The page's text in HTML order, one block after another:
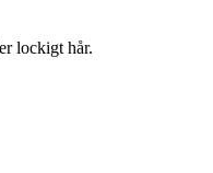
lockigt hår.